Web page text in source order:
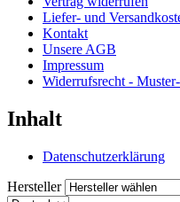
Liefer- und
Kontakt
Unsere AGB
Impressum
Widerrufsrecht -
Inhalt
Datenschutzerklärung
Hersteller